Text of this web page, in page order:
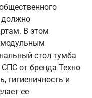
должно
В этом
модульным
стол тумба
от бренда Техно
гигиеничность и
ее